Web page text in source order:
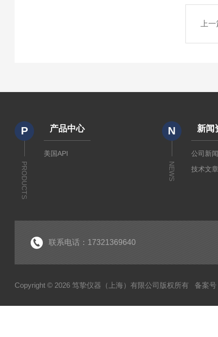
上
P
PRODUCTS
产品中心
美国API
N
NEWS
新闻
公司新
技术文
联系电话：17321369640
Copyright © 2026 笃挚仪器（上海）有限公司版权所有 备案号